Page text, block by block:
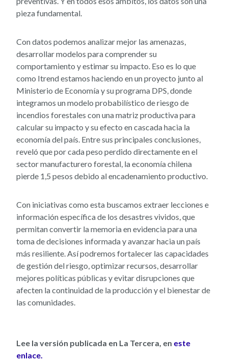
pieza fundamental.
Con datos podemos analizar mejor las amenazas,
desarrollar modelos para comprender su
comportamiento y estimar su impacto. Eso es lo que
como Itrend estamos haciendo en un proyecto junto al
Ministerio de Economía y su programa DPS, donde
integramos un modelo probabilístico de riesgo de
incendios forestales con una matriz productiva para
calcular su impacto y su efecto en cascada hacia la
economía del país. Entre sus principales conclusiones,
reveló que por cada peso perdido directamente en el
sector manufacturero forestal, la economía chilena
pierde 1,5 pesos debido al encadenamiento productivo.
Con iniciativas como esta buscamos extraer lecciones e
información específica de los desastres vividos, que
permitan convertir la memoria en evidencia para una
toma de decisiones informada y avanzar hacia un país
más resiliente. Así podremos fortalecer las capacidades
de gestión del riesgo, optimizar recursos, desarrollar
mejores políticas públicas y evitar disrupciones que
afecten la continuidad de la producción y el bienestar de
las comunidades.
Lee la versión publicada en La Tercera, en este
enlace.